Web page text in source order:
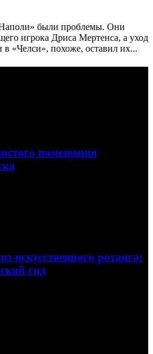
были проблемы. Они
игрока Дриса Мертенса, а уход
«Челси», похоже, оставил их...
помещения
искусственного ротанга:
гид